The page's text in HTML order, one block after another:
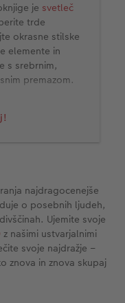
je svetleč
trde
okrasne stilske
elemente in
s srebrnim,
premazom.
spletnem
premaz. To
s klikom na
najdragocenejše
o posebnih ljudeh,
Ujemite svoje
z našimi ustvarjalnimi
svoje najdražje –
znova in znova skupaj